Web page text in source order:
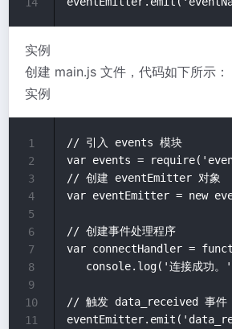
实例
创建 main.js 文件，代码如下所示：
实例
// 引入 events 模块
var events =
// 创建 eventEmitter 对象
var eventEmitter = new
// 创建事件处理程序
var connectHandler =
console.log('连接成功。
// 触发 data_received 事件
1
2
3
4
5
6
7
8
9
10
11